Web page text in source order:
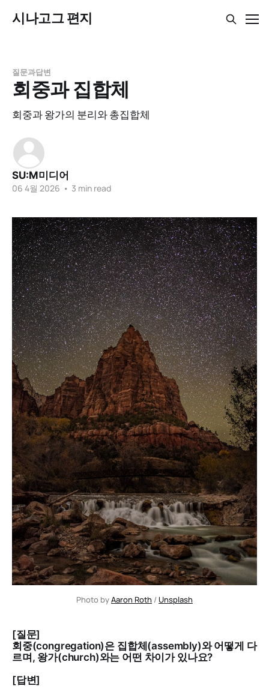
시나고그 편지
질문과답변
회중과 집합체
회중과 왕가의 분리와 총집합체
SU:M미디어
06 4월 2026 • 3 min read
Photo by Aaron Roth / Unsplash
[질문]
회중(congregation)은 집합체(assembly)와 어떻게 다
르며, 왕가(church)와는 어떤 차이가 있나요?
[답변]